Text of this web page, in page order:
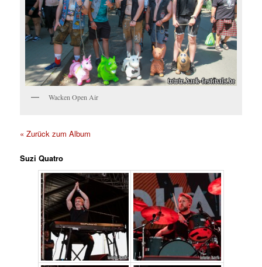
Wacken Open Air
« Zurück zum Album
Suzi Quatro